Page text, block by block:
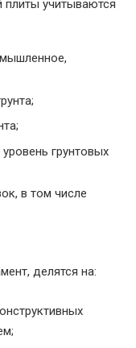
плиты учитываются
грунтовых
в том числе
делятся на: